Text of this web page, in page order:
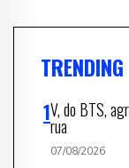
TRENDING
V, do BTS,
rua
07/08/2026